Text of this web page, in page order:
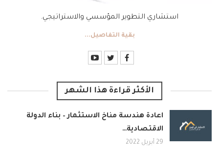
استشاري التطوير المؤسسي والاستراتيجي.
بقية التفاصيل...
الأكثر قراءة هذا الشهر
اعادة هندسة مناخ الاستثمار – بناء الدولة
الاقتصادية…
29 أبريل 2022